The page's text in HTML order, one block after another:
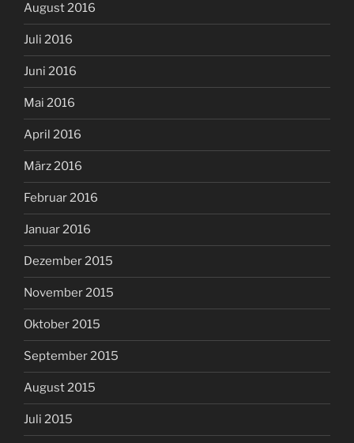
August 2016
Juli 2016
Juni 2016
Mai 2016
April 2016
März 2016
Februar 2016
Januar 2016
Dezember 2015
November 2015
Oktober 2015
September 2015
August 2015
Juli 2015